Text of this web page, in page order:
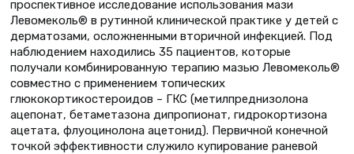
проспективное исследование использования мази
Левомеколь® в рутинной клинической практике у детей с
дерматозами, осложненными вторичной инфекцией. Под
наблюдением находились 35 пациентов, которые
получали комбинированную терапию мазью Левомеколь®
совместно с применением топических
глюкокортикостероидов – ГКС (метилпреднизолона
ацепонат, бетаметазона дипропионат, гидрокортизона
ацетата, флуоцинолона ацетонид). Первичной конечной
точкой эффективности служило купирование раневой